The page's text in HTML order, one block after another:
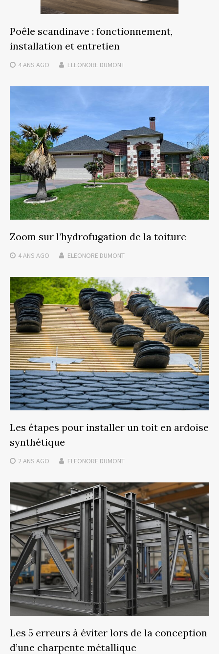
Poêle scandinave : fonctionnement,
installation et entretien
4 ANS AGO ELEONORE DUMONT
Zoom sur l’hydrofugation de la toiture
4 ANS AGO ELEONORE DUMONT
Les étapes pour installer un toit en ardoise
synthétique
2 ANS AGO ELEONORE DUMONT
Les 5 erreurs à éviter lors de la conception
d’une charpente métallique